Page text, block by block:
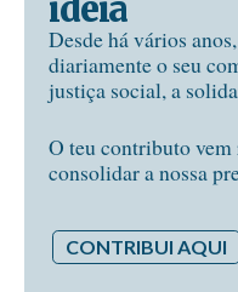
ideia
Desde há vários
diariamente o seu
justiça social, a
O teu contributo
consolidar a nossa
CONTRIBUI AQUI